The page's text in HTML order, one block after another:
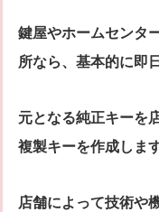
鍵屋やホームセンタ
所なら、基本的に即
元となる純正キーを
複製キーを作成します
店舗によって技術や